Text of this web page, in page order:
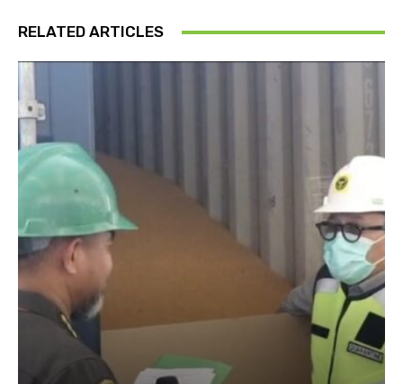
RELATED ARTICLES